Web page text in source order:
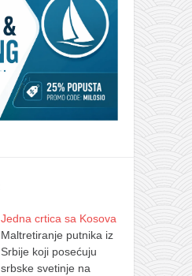
Jedna crtica sa Kosova
Maltretiranje putnika iz
Srbije koji posećuju
srbske svetinje na